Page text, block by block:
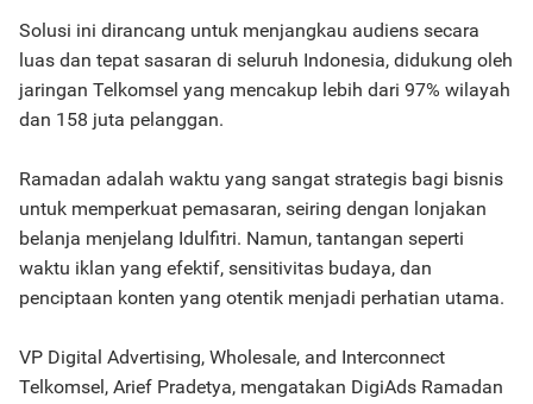
Solusi ini dirancang untuk menjangkau audiens secara
luas dan tepat sasaran di seluruh Indonesia, didukung oleh
jaringan Telkomsel yang mencakup lebih dari 97% wilayah
dan 158 juta pelanggan.
Ramadan adalah waktu yang sangat strategis bagi bisnis
untuk memperkuat pemasaran, seiring dengan lonjakan
belanja menjelang Idulfitri. Namun, tantangan seperti
waktu iklan yang efektif, sensitivitas budaya, dan
penciptaan konten yang otentik menjadi perhatian utama.
VP Digital Advertising, Wholesale, and Interconnect
Telkomsel, Arief Pradetya, mengatakan DigiAds Ramadan